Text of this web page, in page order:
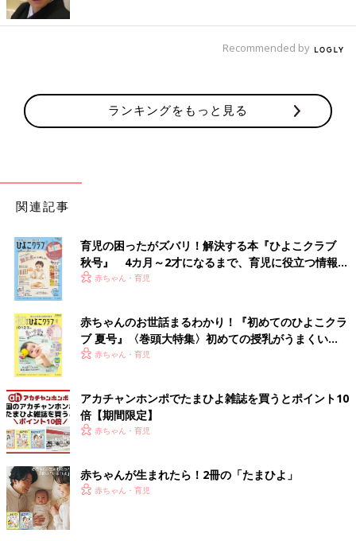
Recommended by
ランキングをもっと見る
関連記事
育児の困ったがズバリ！解決する本『ひよこクラブ
秋号』 4カ月～2才になるまで、育児に役立つ情報が
いっぱい！
赤ちゃん・育児
赤ちゃんのお世話まるわかり！『初めてのひよこクラ
ブ 夏号』〈巻頭大特集〉初めての授乳がうまくい
く！ おっぱい・ミルクの基本と夏のトラブル 解決テ
赤ちゃん・育児
アカチャンホンポでたまひよ雑誌を買うとポイント10
倍【期間限定】
赤ちゃん・育児
赤ちゃんが生まれたら！2冊の「たまひよ」
赤ちゃん・育児